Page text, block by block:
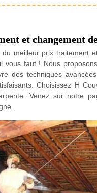
et changement
meilleur prix traitement
vous faut ! Nous
des techniques
Choisissez H
Venez sur notre